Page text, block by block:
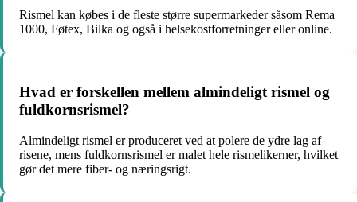
Rismel kan købes i de fleste større supermarkeder såsom Rema
1000, Føtex, Bilka og også i helsekostforretninger eller online.
Hvad er forskellen mellem almindeligt rismel og
fuldkornsrismel?
Almindeligt rismel er produceret ved at polere de ydre lag af
risene, mens fuldkornsrismel er malet hele rismelikerner, hvilket
gør det mere fiber- og næringsrigt.